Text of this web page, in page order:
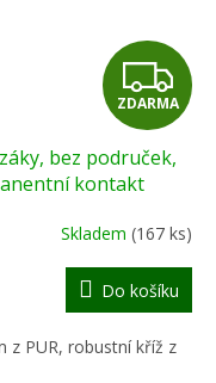
Z
D
A
R
M
A
ZDARMA
bez područek,
kontakt
Skladem (167 ks)
Do košíku
z PUR, robustní kříž z